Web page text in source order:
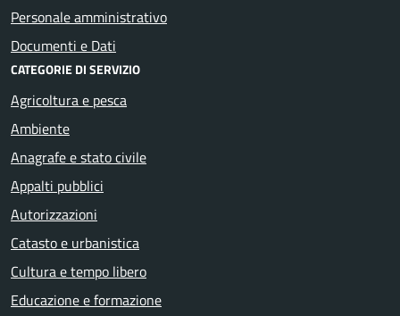
Personale amministrativo
Documenti e Dati
CATEGORIE DI SERVIZIO
Agricoltura e pesca
Ambiente
Anagrafe e stato civile
Appalti pubblici
Autorizzazioni
Catasto e urbanistica
Cultura e tempo libero
Educazione e formazione